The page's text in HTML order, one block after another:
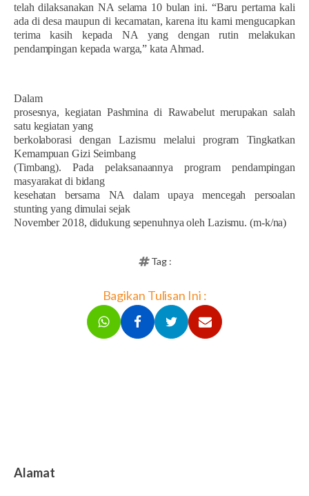
telah dilaksanakan NA selama 10 bulan ini. “Baru pertama kali
ada di desa maupun di kecamatan, karena itu kami mengucapkan
terima kasih kepada NA yang dengan rutin melakukan
pendampingan kepada warga,” kata Ahmad.
Dalam
prosesnya, kegiatan Pashmina di Rawabelut merupakan salah
satu kegiatan yang
berkolaborasi dengan Lazismu melalui program Tingkatkan
Kemampuan Gizi Seimbang
(Timbang). Pada pelaksanaannya program pendampingan
masyarakat di bidang
kesehatan bersama NA dalam upaya mencegah persoalan
stunting yang dimulai sejak
November 2018, didukung sepenuhnya oleh Lazismu. (m-k/na)
Tag :
Bagikan Tulisan Ini :
Alamat